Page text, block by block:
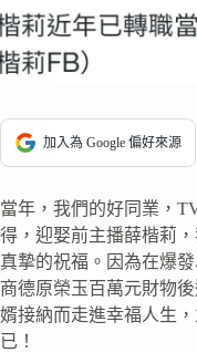
加入為 Google 偏好來源
當年，我們的好同業，
得，迎娶前主播薛楷莉
真摯的祝福。因為在爆
商德原榮玉百萬元財物
婿接納而走進幸福人生
已！